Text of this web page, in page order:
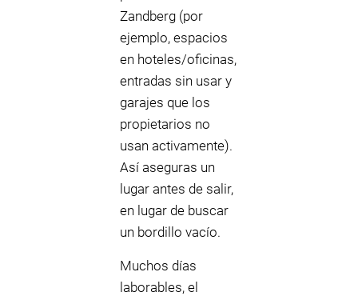
Zandberg (por
ejemplo, espacios
en hoteles/oficinas,
entradas sin usar y
garajes que los
propietarios no
usan activamente).
Así aseguras un
lugar antes de salir,
en lugar de buscar
un bordillo vacío.
Muchos días
laborables, el